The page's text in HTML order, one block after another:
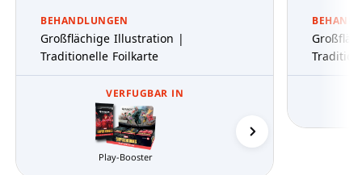
BEHANDLUNGEN
Großflächige Illustration |
Traditionelle Foilkarte
VERFUGBAR IN
Play-Booster